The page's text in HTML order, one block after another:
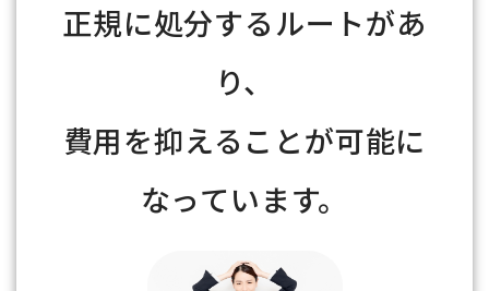
正規に処分するルートがあ
り、
費用を抑えることが可能に
なっています。